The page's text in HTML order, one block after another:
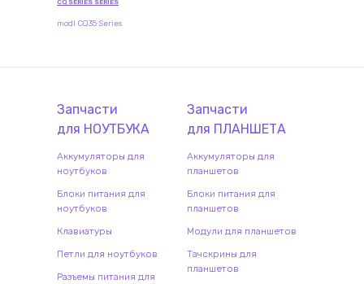
CQ SERIES SERIES
modl CQ35 Series
Запчасти
для НОУТБУКА
Аккумуляторы для
ноутбуков
Блоки питания для
ноутбуков
Клавиатуры
Петли для ноутбуков
Разъемы питания для
Запчасти
для ПЛАНШЕТА
Аккумуляторы для
планшетов
Блоки питания для
планшетов
Модули для планшетов
Тачскрины для
планшетов